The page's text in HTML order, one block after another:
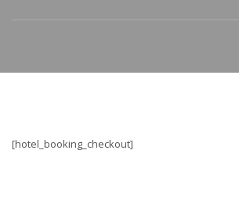
[hotel_booking_checkout]